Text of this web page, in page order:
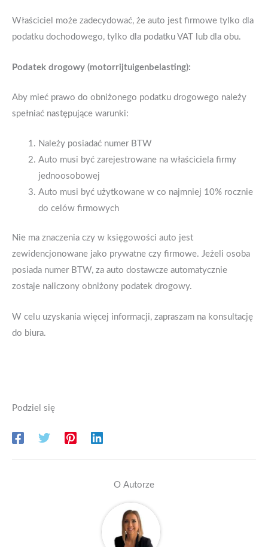
Właściciel może zadecydować, że auto jest firmowe tylko dla
podatku dochodowego, tylko dla podatku VAT lub dla obu.
Podatek drogowy (motorrijtuigenbelasting):
Aby mieć prawo do obniżonego podatku drogowego należy
spełniać następujące warunki:
Należy posiadać numer BTW
Auto musi być zarejestrowane na właściciela firmy
jednoosobowej
Auto musi być użytkowane w co najmniej 10% rocznie
do celów firmowych
Nie ma znaczenia czy w księgowości auto jest
zewidencjonowane jako prywatne czy firmowe. Jeżeli osoba
posiada numer BTW, za auto dostawcze automatycznie
zostaje naliczony obniżony podatek drogowy.
W celu uzyskania więcej informacji, zapraszam na konsultację
do biura.
Podziel się
O Autorze